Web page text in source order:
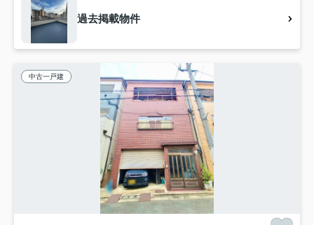
過去掲載物件
中古一戸建